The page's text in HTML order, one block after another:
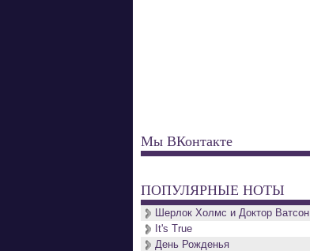
Мы ВКонтакте
ПОПУЛЯРНЫЕ НОТЫ
Шерлок Холмс и Доктор Ватсон
It's True
День Рожденья